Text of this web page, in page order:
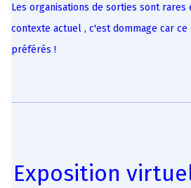
Les organisations de sorties sont
contexte actuel , c'est dommage car
préférés !
Exposition